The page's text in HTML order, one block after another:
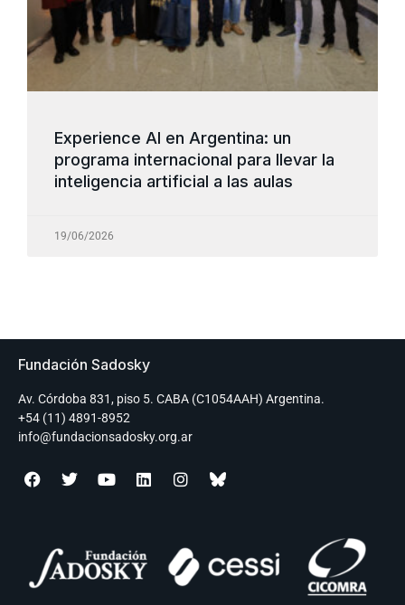
Experience AI en Argentina: un
programa internacional para llevar la
inteligencia artificial a las aulas
19/06/2026
Fundación Sadosky
Av. Córdoba 831, piso 5. CABA (C1054AAH) Argentina.
+54 (11) 4891-8952
info@fundacionsadosky.org.ar